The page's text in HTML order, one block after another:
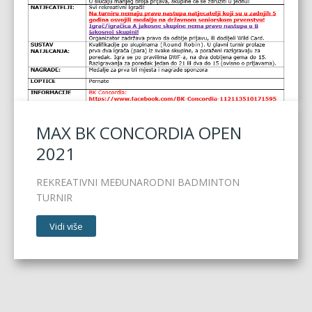
MAX BK CONCORDIA OPEN
2021
REKREATIVNI MEĐUNARODNI BADMINTON
TURNIR
Vidi više